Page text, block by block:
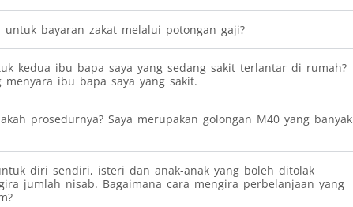
bayaran zakat melalui potongan gaji?
kedua ibu bapa saya yang sedang sakit terlantar di rumah?
ibu bapa saya yang sakit.
prosedurnya? Saya merupakan golongan M40 yang banyak
diri sendiri, isteri dan anak-anak yang boleh ditolak
jumlah nisab. Bagaimana cara mengira perbelanjaan yang